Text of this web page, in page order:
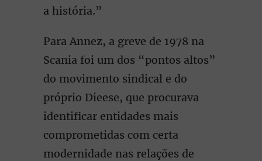
a história.”
Para Annez, a greve de 1978 na
Scania foi um dos “pontos altos”
do movimento sindical e do
próprio Dieese, que procurava
identificar entidades mais
comprometidas com certa
modernidade nas relações de